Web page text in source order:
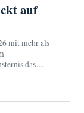
auf
mit mehr als
das